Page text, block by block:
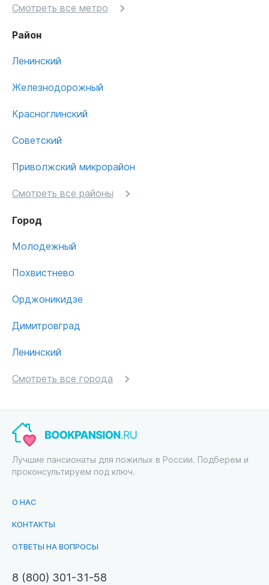
Смотреть все метро
Район
Ленинский
Железнодорожный
Красноглинский
Советский
Приволжский микрорайон
Смотреть все районы
Город
Молодежный
Похвистнево
Орджоникидзе
Димитровград
Ленинский
Смотреть все города
Лучшие пансионаты для пожилых в России. Подберем и
проконсультируем под ключ.
О НАС
КОНТАКТЫ
ОТВЕТЫ НА ВОПРОСЫ
8 (800) 301-31-58